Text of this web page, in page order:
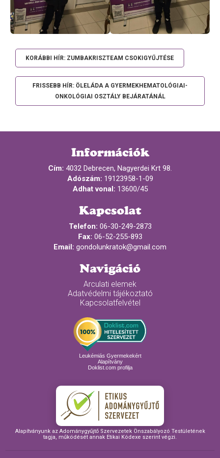
KORÁBBI HÍR: ZUMBAKRISZTEAM CSOKIGYŰJTÉSE
FRISSEBB HÍR: ÖLELÁDA A GYERMEKHEMATOLÓGIAI-
ONKOLÓGIAI OSZTÁLY BEJÁRATÁNÁL
Információk
Cím: 4032 Debrecen, Nagyerdei Krt 98.
Adószám: 19123958-1-09
Adhat vonal: 13600/45
Kapcsolat
Telefon: 06-30-249-2873
Fax: 06-52-255-893
Email: gondolunkratok@gmail.com
Navigáció
Arculati elemek
Adatvédelmi tájékoztató
Kapcsolatfelvétel
Leukémiás Gyermekekért
Alapítvány
Doklist.com profilja
Alapítványunk az Adománygyűjtő Szervezetek Önszabályozó Testületének
tagja, működését annak Etikai Kódexe szerint végzi.